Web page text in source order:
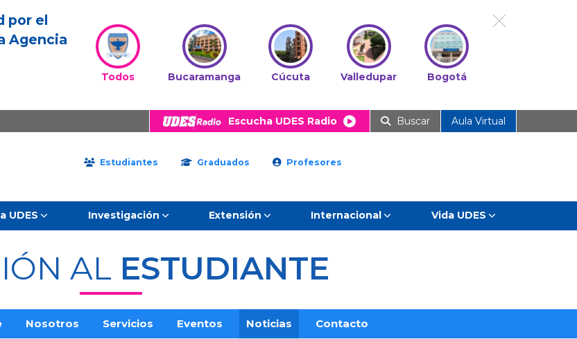
por el
Agencia
Todos Bucaramanga Cúcuta Valledupar Bogotá
Escucha UDES Radio Buscar Aula Virtual
Estudiantes Graduados Profesores
UDES Investigación Extensión Internacional Vida UDES
AL ESTUDIANTE
Nosotros Servicios Eventos Noticias Contacto